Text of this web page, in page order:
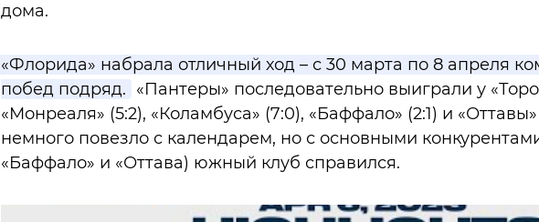
дома.
«Флорида» набрала отличный ход – с 30 марта по 8 апреля
побед подряд. «Пантеры» последовательно выиграли у
«Монреаля» (5:2), «Коламбуса» (7:0), «Баффало» (2:1) и
немного повезло с календарем, но с основными
«Баффало» и «Оттава) южный клуб справился.